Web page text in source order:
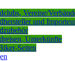
Vereine/
und
Unterkünfte
Seiten